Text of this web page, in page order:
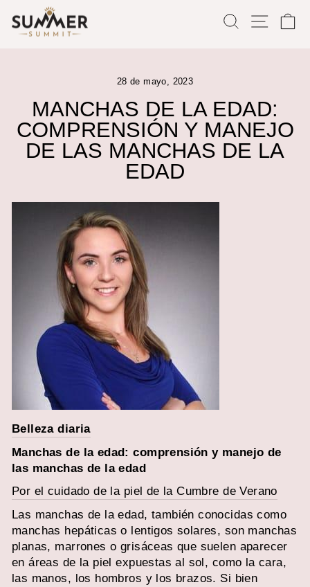
directamente
BUSCAR
28 de mayo, 2023
MANCHAS DE LA EDAD:
COMPRENSIÓN Y MANEJO
DE LAS MANCHAS DE LA
EDAD
Belleza diaria
Manchas de la edad: comprensión y manejo de
las manchas de la edad
Por el cuidado de la piel de la Cumbre de Verano
Las manchas de la edad, también conocidas como
manchas hepáticas o lentigos solares, son manchas
planas, marrones o grisáceas que suelen aparecer
en áreas de la piel expuestas al sol, como la cara,
las manos, los hombros y los brazos. Si bien